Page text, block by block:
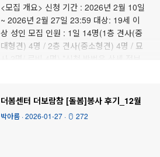
<모집 개요> 신청 기간 : 2026년 2월 10일
~ 2026년 2월 27일 23:59 대상: 19세 이
상 성인 모집 인원 : 1일 14명(1층 견사(중
대형견) 4명 / 2층 견사(중소형견) 4명 / 묘
사 2명/ 로비 4명) *신청 방법은 상세 정보
09:00~18:00)
더봄센터 더보람참 [돌봄]봉사 후기_12월
박아름 ·2026-01-27 · 272